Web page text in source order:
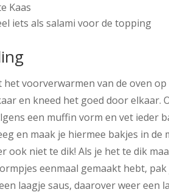
Kaas
iets als salami voor de topping
het voorverwarmen van de oven
en kneed het goed door elkaar.
een muffin vorm en vet ieder
en maak je hiermee bakjes in
ook niet te dik! Als je het te dik
eenmaal gemaakt hebt,
laagje saus, daarover weer een